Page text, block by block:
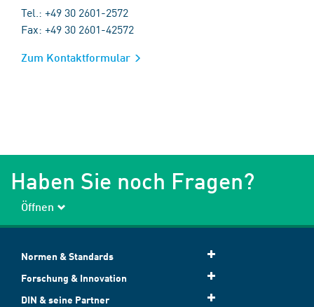
Tel.: +49 30 2601-2572
Fax: +49 30 2601-42572
Zum Kontaktformular
Haben Sie noch Fragen?
Öffnen
Normen & Standards
Forschung & Innovation
DIN & seine Partner